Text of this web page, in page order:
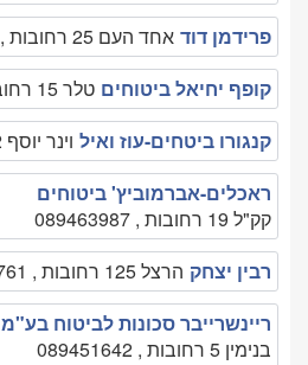
פרידמן דוד אחד העם 25 רחובות , 089464017
קופף יחיאל ביטוחים טלר 15 רחובות , 089470040
קנגורו ביטחים-עוז ואיל וינר יוסף 2 רחובות , 089491107
ראכלים-אברמוביץ' ביטוחים
קק"ל 19 רחובות , 089463987
רבין יצחק הרצל 125 רחובות , 089453761
ריינשרייבר סכונות לביטוח בע"מ
בנימין 5 רחובות , 089451642